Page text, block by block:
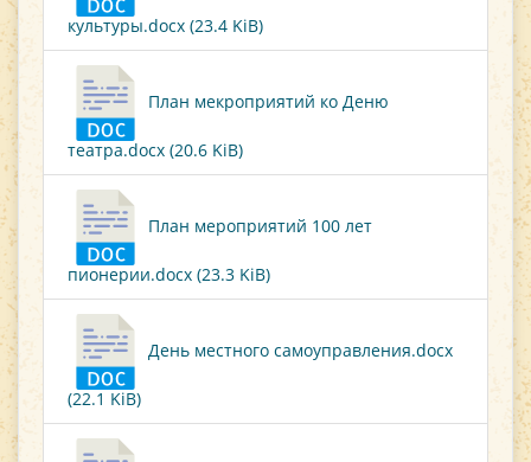
культуры.docx (23.4 KiB)
План мекроприятий ко Деню
театра.docx (20.6 KiB)
План мероприятий 100 лет
пионерии.docx (23.3 KiB)
День местного самоуправления.docx
(22.1 KiB)